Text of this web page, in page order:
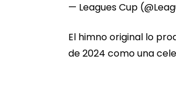
— Leagues Cup
El himno original lo
de 2024 como una